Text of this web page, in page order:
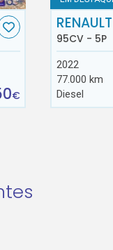
€
95CV - 5P
2022
77.000 km
Diesel